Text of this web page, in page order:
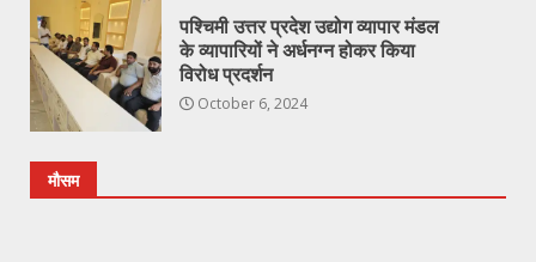
पश्चिमी उत्तर प्रदेश उद्योग व्यापार मंडल
के व्यापारियों ने अर्धनग्न होकर किया
विरोध प्रदर्शन
October 6, 2024
मौसम